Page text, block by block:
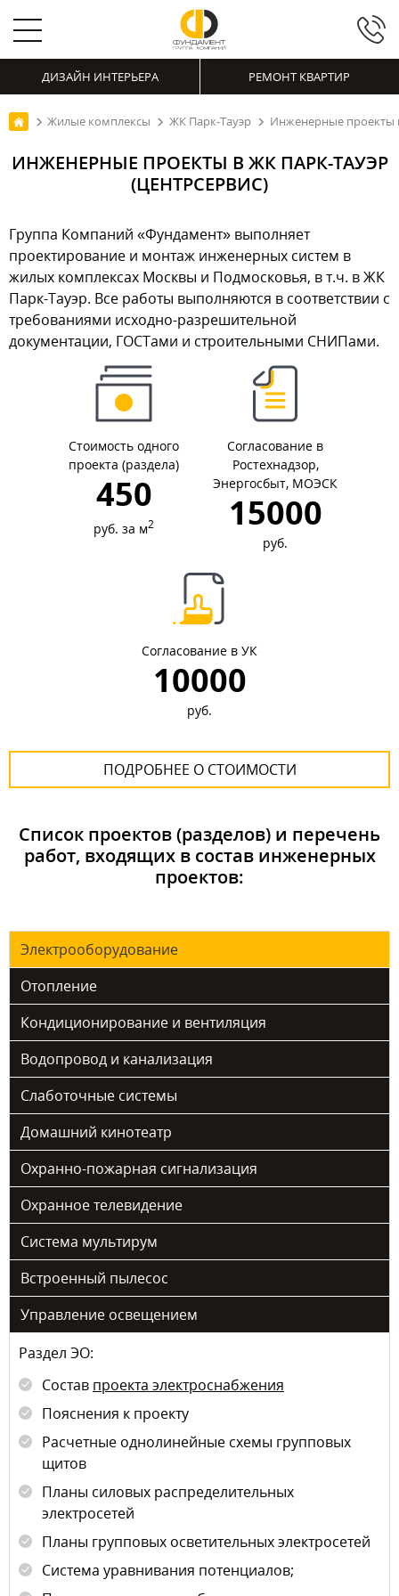
ДИЗАЙН ИНТЕРЬЕРА РЕМОНТ КВАРТИР
Жилые комплексы ЖК Парк-Тауэр Инженерные проекты
ИНЖЕНЕРНЫЕ ПРОЕКТЫ В ЖК ПАРК-ТАУЭР
(ЦЕНТРСЕРВИС)
Группа Компаний «Фундамент» выполняет
проектирование и монтаж инженерных систем в
жилых комплексах Москвы и Подмосковья, в т.ч. в ЖК
Парк-Тауэр. Все работы выполняются в соответствии с
требованиями исходно-разрешительной
документации, ГОСТами и строительными СНИПами.
Стоимость одного
проекта (раздела)
450
руб. за м2
Согласование в
Ростехнадзор,
Энергосбыт, МОЭСК
15000
руб.
Согласование в УК
10000
руб.
ПОДРОБНЕЕ О СТОИМОСТИ
Список проектов (разделов) и перечень
работ, входящих в состав инженерных
проектов:
Электрооборудование
Отопление
Кондиционирование и вентиляция
Водопровод и канализация
Слаботочные системы
Домашний кинотеатр
Охранно-пожарная сигнализация
Охранное телевидение
Система мультирум
Встроенный пылесос
Управление освещением
Раздел ЭО:
Состав проекта электроснабжения
Пояснения к проекту
Расчетные однолинейные схемы групповых
щитов
Планы силовых распределительных
электросетей
Планы групповых осветительных электросетей
Система уравнивания потенциалов;